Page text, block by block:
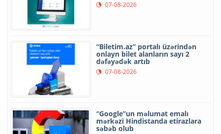
07-08-2026
“Biletim.az” portalı üzərindən
onlayn bilet alanların sayı 2
dəfəyədək artıb
07-08-2026
“Google”un məlumat emalı
mərkəzi Hindistanda etirazlara
səbəb olub